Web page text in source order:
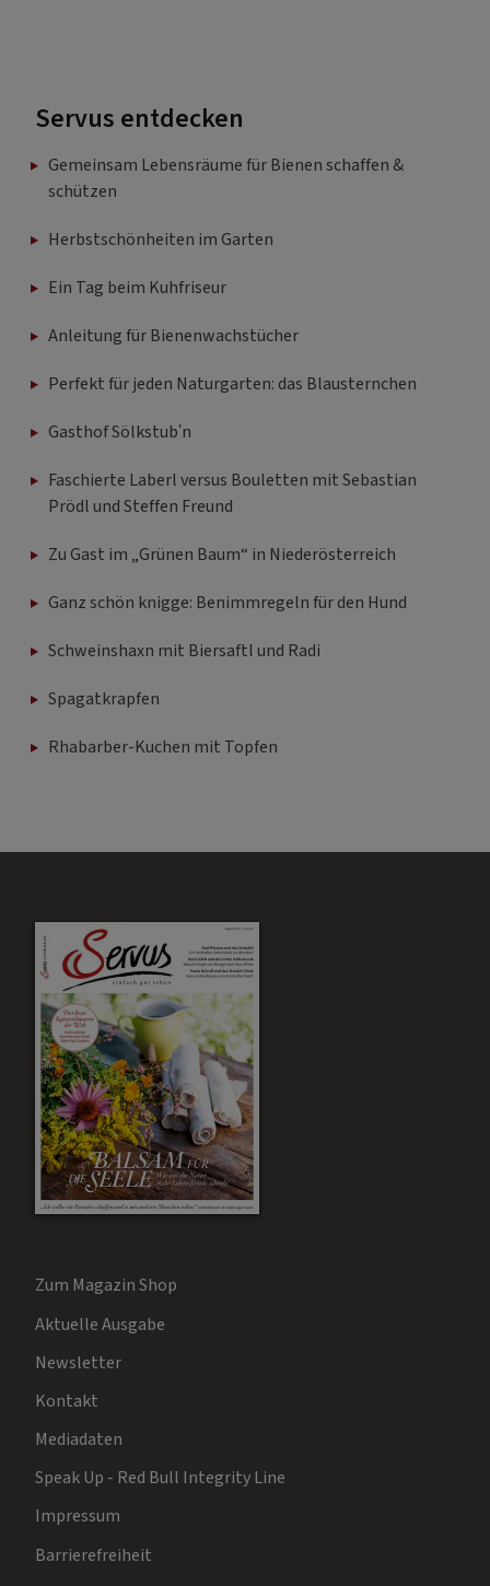
Servus entdecken
Gemeinsam Lebensräume für Bienen schaffen &
schützen
Herbstschönheiten im Garten
Ein Tag beim Kuhfriseur
Anleitung für Bienenwachstücher
Perfekt für jeden Naturgarten: das Blausternchen
Gasthof Sölkstub'n
Faschierte Laberl versus Bouletten mit Sebastian
Prödl und Steffen Freund
Zu Gast im „Grünen Baum“ in Niederösterreich
Ganz schön knigge: Benimmregeln für den Hund
Schweinshaxn mit Biersaftl und Radi
Spagatkrapfen
Rhabarber-Kuchen mit Topfen
Zum Magazin Shop
Aktuelle Ausgabe
Newsletter
Kontakt
Mediadaten
Speak Up - Red Bull Integrity Line
Impressum
Barrierefreiheit